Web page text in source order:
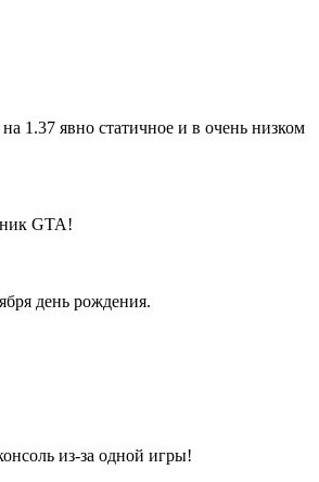
1.37 явно статичное и в очень низком
GTA!
день рождения.
из-за одной игры!